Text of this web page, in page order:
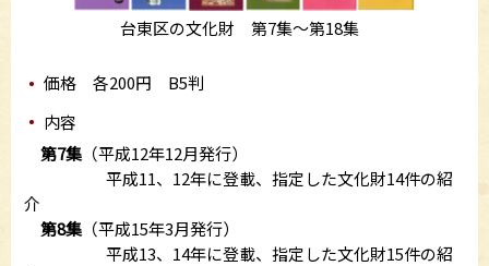
台東区の文化財 第7集～第18集
価格 各200円 B5判
内容
第7集 （平成12年12月発行）
平成11、12年に登載、指定した文化財14件の紹
介
第8集 （平成15年3月発行）
平成13、14年に登載、指定した文化財15件の紹